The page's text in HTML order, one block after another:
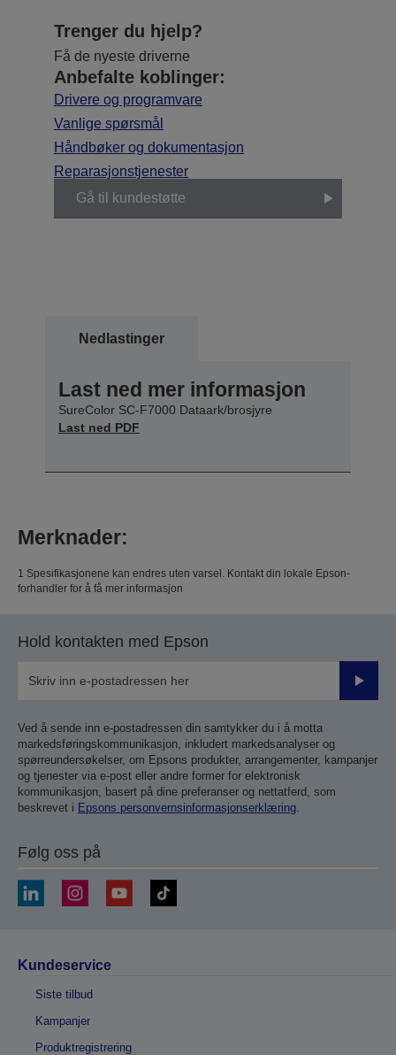
Trenger du hjelp?
Få de nyeste driverne
Anbefalte koblinger:
Drivere og programvare
Vanlige spørsmål
Håndbøker og dokumentasjon
Reparasjonstjenester
Gå til kundestøtte
Nedlastinger
Last ned mer informasjon
SureColor SC-F7000 Dataark/brosjyre
Last ned PDF
Merknader:
1 Spesifikasjonene kan endres uten varsel. Kontakt din lokale Epson-
forhandler for å få mer informasjon
Hold kontakten med Epson
Send
Ved å sende inn e-postadressen din samtykker du i å motta
markedsføringskommunikasjon, inkludert markedsanalyser og
spørreundersøkelser, om Epsons produkter, arrangementer, kampanjer
og tjenester via e-post eller andre former for elektronisk
kommunikasjon, basert på dine preferanser og nettatferd, som
beskrevet i Epsons personvernsinformasjonserklæring
Følg oss på
Kundeservice
Siste tilbud
Kampanjer
Produktregistrering